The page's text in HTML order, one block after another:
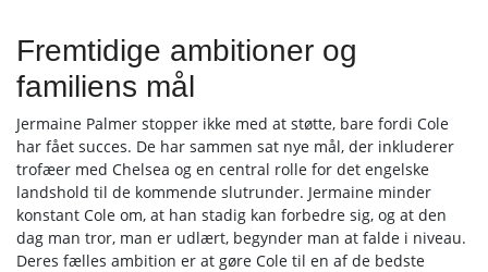
Fremtidige ambitioner og
familiens mål
Jermaine Palmer stopper ikke med at støtte, bare fordi Cole
har fået succes. De har sammen sat nye mål, der inkluderer
trofæer med Chelsea og en central rolle for det engelske
landshold til de kommende slutrunder. Jermaine minder
konstant Cole om, at han stadig kan forbedre sig, og at den
dag man tror, man er udlært, begynder man at falde i niveau.
Deres fælles ambition er at gøre Cole til en af de bedste